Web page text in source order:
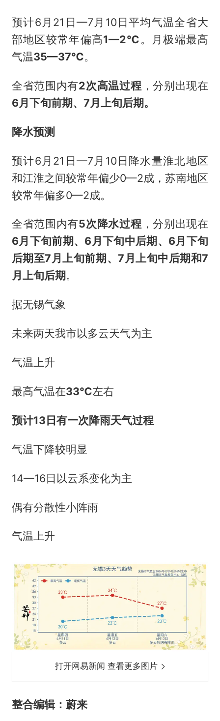
预计6月21日—7月10日平均气温全省大
部地区较常年偏高1—2℃。月极端最高
气温35—37℃。
全省范围内有2次高温过程 ，分别出现在
6月下旬前期、7月上旬后期。
降水预测
预计6月21日—7月10日降水量淮北地区
和江淮之间较常年偏少0—2成，苏南地区
较常年偏多0—2成。
全省范围内有5次降水过程 ，分别出现在
6月下旬前期、6月下旬中后期、6月下旬
后期至7月上旬前期、7月上旬中后期和7
月上旬后期。
据无锡气象
未来两天我市以多云天气为主
气温上升
最高气温在33℃左右
预计13日有一次降雨天气过程
气温下降较明显
14—16日以云系变化为主
偶有分散性小阵雨
气温上升
打开网易新闻 查看更多图片
整合编辑：蔚来